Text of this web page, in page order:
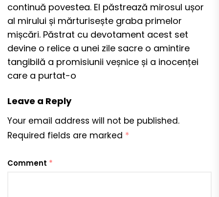
continuă povestea. El păstrează mirosul ușor
al mirului și mărturisește graba primelor
mișcări. Păstrat cu devotament acest set
devine o relice a unei zile sacre o amintire
tangibilă a promisiunii veșnice și a inocenței
care a purtat-o
Leave a Reply
Your email address will not be published.
Required fields are marked *
Comment *